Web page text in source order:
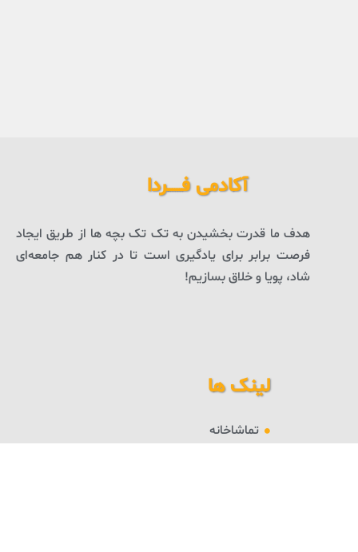
آکادمی فــــــردا
هدف ما قدرت بخشیدن به تک تک بچه ها از طریق ایجاد
فرصت برابر برای یادگیری است تا در کنار هم جامعه‌ای
شاد، پویا و خلاق بسازیم!
لینک ها
تماشاخانه